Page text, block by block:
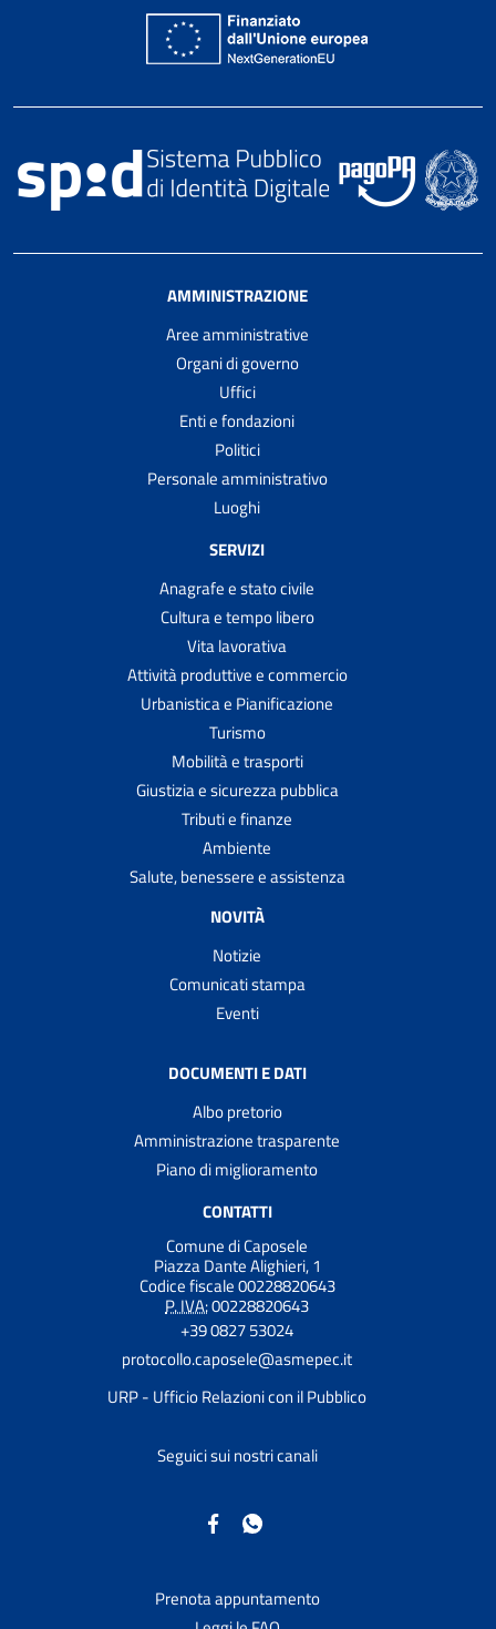
AMMINISTRAZIONE
Aree amministrative
Organi di governo
Uffici
Enti e fondazioni
Politici
Personale amministrativo
Luoghi
SERVIZI
Anagrafe e stato civile
Cultura e tempo libero
Vita lavorativa
Attività produttive e commercio
Urbanistica e Pianificazione
Turismo
Mobilità e trasporti
Giustizia e sicurezza pubblica
Tributi e finanze
Ambiente
Salute, benessere e assistenza
NOVITÀ
Notizie
Comunicati stampa
Eventi
DOCUMENTI E DATI
Albo pretorio
Amministrazione trasparente
Piano di miglioramento
CONTATTI
Comune di Caposele
Piazza Dante Alighieri, 1
Codice fiscale 00228820643
P. IVA:00228820643
+39 0827 53024
protocollo.caposele@asmepec.it
URP - Ufficio Relazioni con il Pubblico
Seguici sui nostri canali
Prenota appuntamento